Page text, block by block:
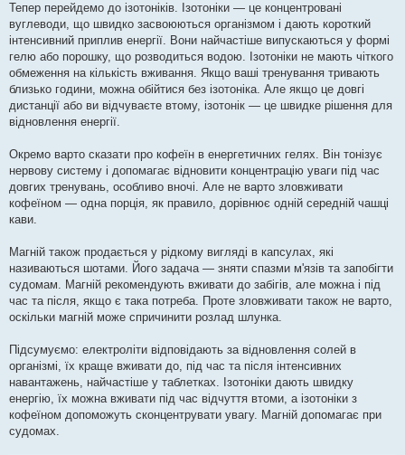
Тепер перейдемо до ізотоніків. Ізотоніки — це концентровані
вуглеводи, що швидко засвоюються організмом і дають короткий
інтенсивний приплив енергії. Вони найчастіше випускаються у формі
гелю або порошку, що розводиться водою. Ізотоніки не мають чіткого
обмеження на кількість вживання. Якщо ваші тренування тривають
близько години, можна обійтися без ізотоніка. Але якщо це довгі
дистанції або ви відчуваєте втому, ізотонік — це швидке рішення для
відновлення енергії.
Окремо варто сказати про кофеїн в енергетичних гелях. Він тонізує
нервову систему і допомагає відновити концентрацію уваги під час
довгих тренувань, особливо вночі. Але не варто зловживати
кофеїном — одна порція, як правило, дорівнює одній середній чашці
кави.
Магній також продається у рідкому вигляді в капсулах, які
називаються шотами. Його задача — зняти спазми м'язів та запобігти
судомам. Магній рекомендують вживати до забігів, але можна і під
час та після, якщо є така потреба. Проте зловживати також не варто,
оскільки магній може спричинити розлад шлунка.
Підсумуємо: електроліти відповідають за відновлення солей в
організмі, їх краще вживати до, під час та після інтенсивних
навантажень, найчастіше у таблетках. Ізотоніки дають швидку
енергію, їх можна вживати під час відчуття втоми, а ізотоніки з
кофеїном допоможуть сконцентрувати увагу. Магній допомагає при
судомах.